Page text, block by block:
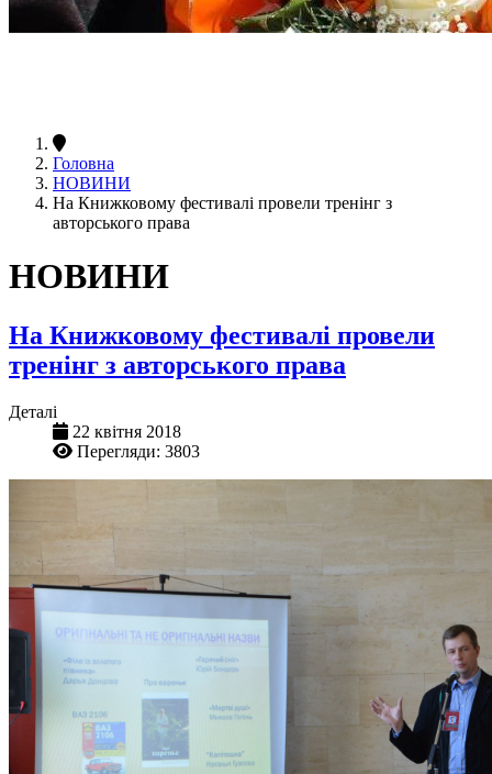
Головна
НОВИНИ
На Книжковому фестивалі провели тренінг з
авторського права
НОВИНИ
На Книжковому фестивалі провели
тренінг з авторського права
Деталі
22 квітня 2018
Перегляди: 3803